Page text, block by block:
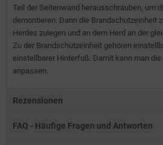
Teil der Seitenwand herausschrauben, um
demontieren. Dann die Brandschutzeinheit
Herdes zulegen und an dem Herd an der
Zu der Brandschutzeinheit gehören
einstellbarer Hinterfuß. Damit kann man
anpassen.
Rezensionen
FAQ - Häufige Fragen und Antworten